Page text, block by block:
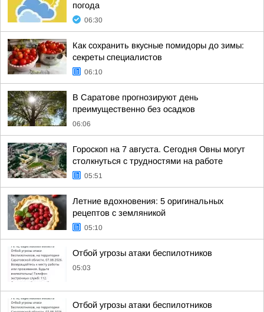
погода
06:30
Как сохранить вкусные помидоры до зимы:
секреты специалистов
06:10
В Саратове прогнозируют день
преимущественно без осадков
06:06
Гороскоп на 7 августа. Сегодня Овны могут
столкнуться с трудностями на работе
05:51
Летние вдохновения: 5 оригинальных
рецептов с земляникой
05:10
Отбой угрозы атаки беспилотников
05:03
Отбой угрозы атаки беспилотников